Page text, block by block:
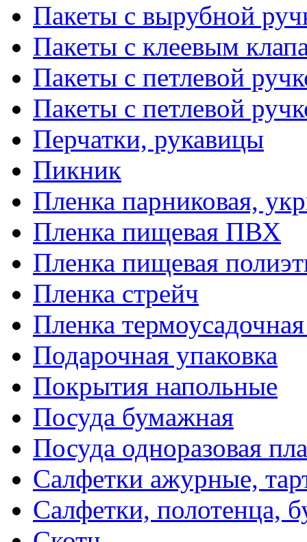
Пакеты с вырубной
Пакеты с клеевым
Пакеты с петлевой
Пакеты с петлевой
Перчатки, рукавицы
Пикник
Пленка парниковая,
Пленка пищевая ПВХ
Пленка пищевая
Пленка стрейч
Пленка
Подарочная упаковка
Покрытия напольные
Посуда бумажная
Посуда одноразовая
Салфетки ажурные,
Салфетки, полотенца,